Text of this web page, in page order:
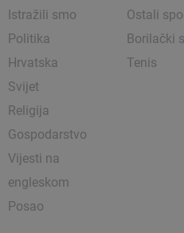
Istražili smo
Politika
Hrvatska
Svijet
Religija
Gospodarstvo
Vijesti na
engleskom
Posao
Ostali
Borilački
Tenis